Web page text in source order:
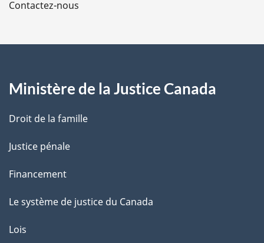
a
e
Contactez-nous
Ministère de la Justice Canada
Droit de la famille
Justice pénale
Financement
Le système de justice du Canada
Lois